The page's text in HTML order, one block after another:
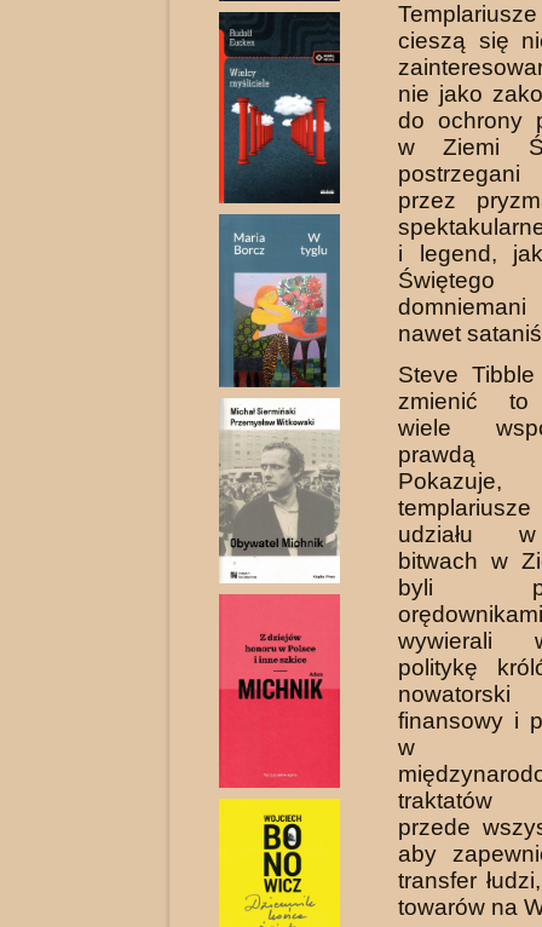
cieszą się
nie jako
do ochrony
w Ziemi
przez
i legend,
nawet
Steve
zmienić to
wiele
prawdą
udziału
bitwach w
byli
wy­wierali
politykę
finansowy i
w
traktatów
przede
aby
transfer
towarów na